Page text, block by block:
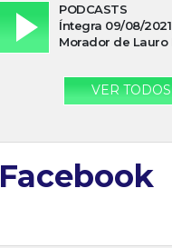
PODCASTS
Íntegra 09/08/2021
VER TODOS
Facebook